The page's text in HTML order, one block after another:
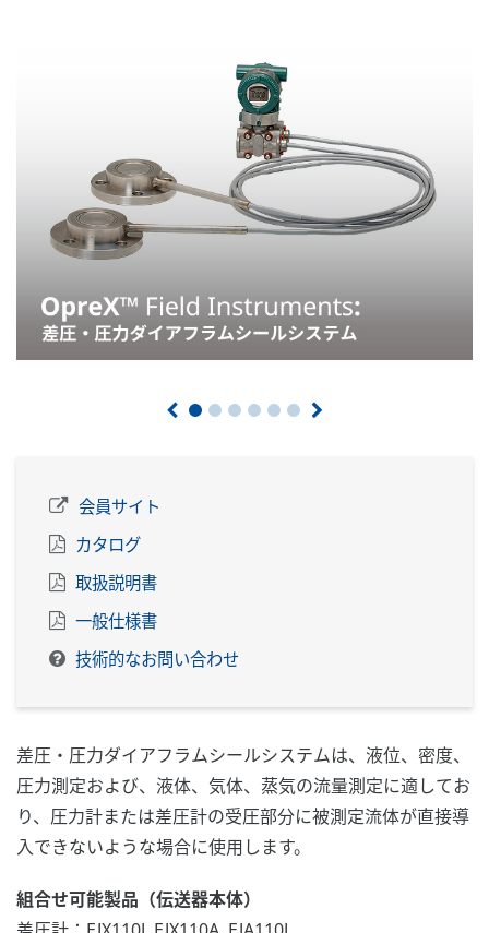
会員サイト
カタログ
取扱説明書
一般仕様書
技術的なお問い合わせ
差圧・圧力ダイアフラムシールシステムは、液位、密度、
圧力測定および、液体、気体、蒸気の流量測定に適してお
り、圧力計または差圧計の受圧部分に被測定流体が直接導
入できないような場合に使用します。
組合せ可能製品（伝送器本体）